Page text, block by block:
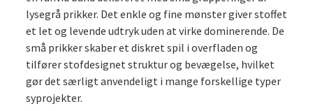
antal
lysegrå prikker. Det enkle og fine mønster giver stoffet
et let og levende udtryk uden at virke dominerende. De
små prikker skaber et diskret spil i overfladen og
tilfører stofdesignet struktur og bevægelse, hvilket
gør det særligt anvendeligt i mange forskellige typer
syprojekter.